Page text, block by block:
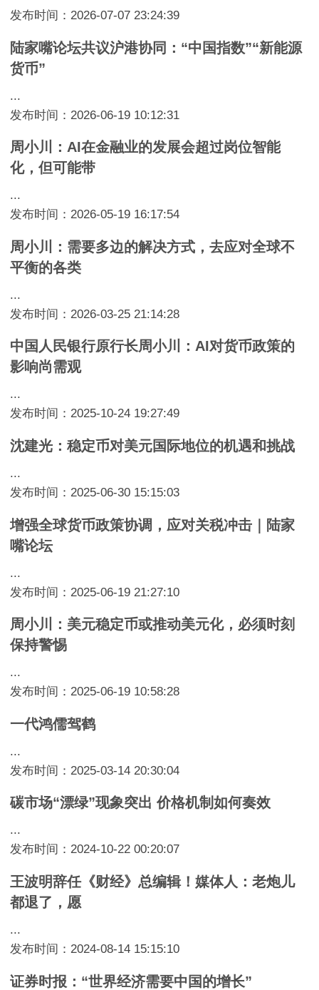
发布时间：2026-07-07 23:24:39
陆家嘴论坛共议沪港协同：“中国指数”“新能源
货币”
...
发布时间：2026-06-19 10:12:31
周小川：AI在金融业的发展会超过岗位智能
化，但可能带
...
发布时间：2026-05-19 16:17:54
周小川：需要多边的解决方式，去应对全球不
平衡的各类
...
发布时间：2026-03-25 21:14:28
中国人民银行原行长周小川：AI对货币政策的
影响尚需观
...
发布时间：2025-10-24 19:27:49
沈建光：稳定币对美元国际地位的机遇和挑战
...
发布时间：2025-06-30 15:15:03
增强全球货币政策协调，应对关税冲击｜陆家
嘴论坛
...
发布时间：2025-06-19 21:27:10
周小川：美元稳定币或推动美元化，必须时刻
保持警惕
...
发布时间：2025-06-19 10:58:28
一代鸿儒驾鹤
...
发布时间：2025-03-14 20:30:04
碳市场“漂绿”现象突出 价格机制如何奏效
...
发布时间：2024-10-22 00:20:07
王波明辞任《财经》总编辑！媒体人：老炮儿
都退了，愿
...
发布时间：2024-08-14 15:15:10
证券时报：“世界经济需要中国的增长”